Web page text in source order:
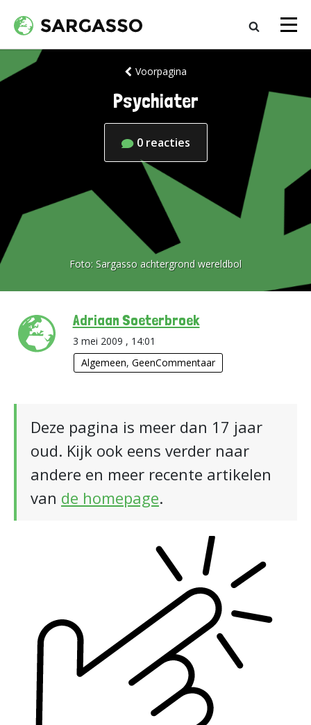
Voorpagina
Psychiater
0 reacties
Foto: Sargasso achtergrond wereldbol
Adriaan Soeterbroek
3 mei 2009 , 14:01
Algemeen, GeenCommentaar
Deze pagina is meer dan 17 jaar
oud. Kijk ook eens verder naar
andere en meer recente artikelen
van de homepage.